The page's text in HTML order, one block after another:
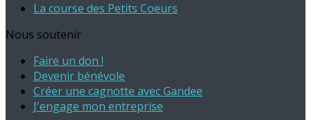
La course des Petits Coeurs
Nous soutenir
Faire un don !
Devenir bénévole
Créer une cagnotte avec Gandee
J'engage mon entreprise